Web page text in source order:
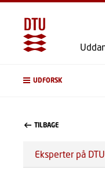
UDFORSK
TILBAGE
Eksperter på DTU